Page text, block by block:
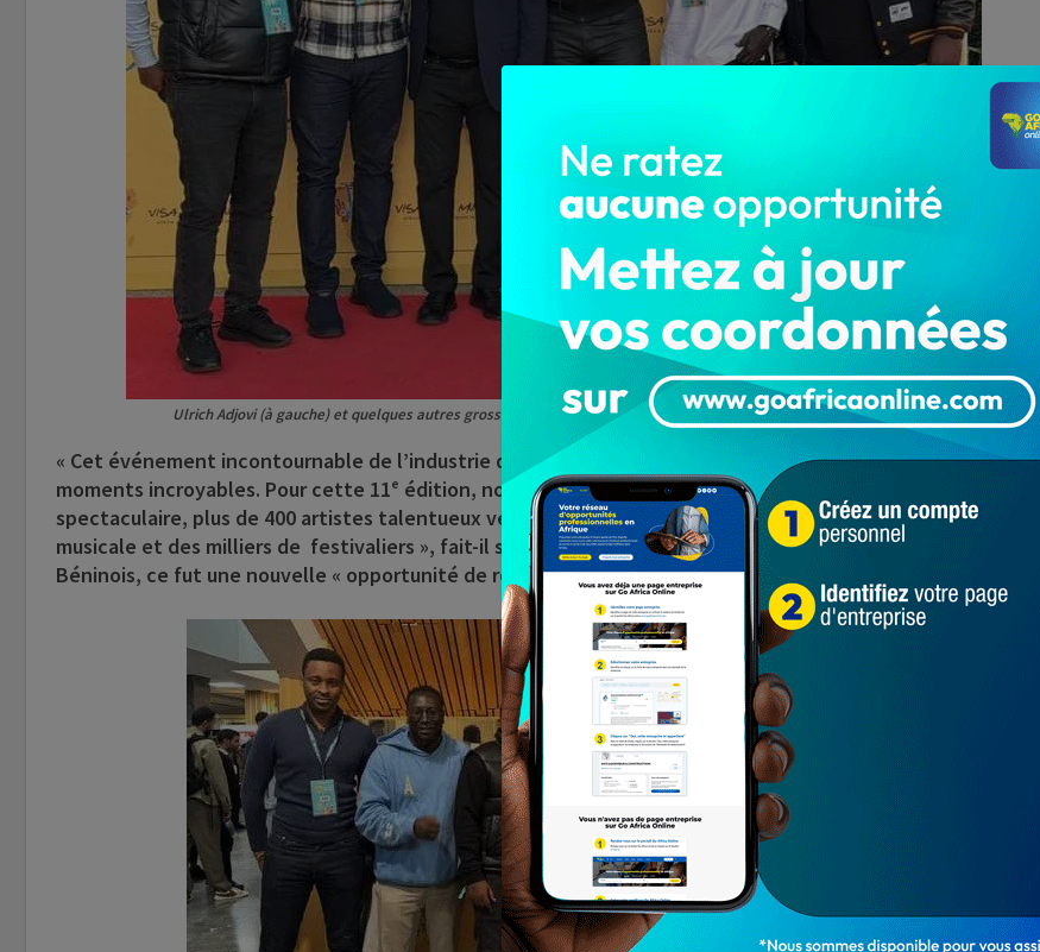
Ulrich Adjovi (à gauche) et quelques autres grosses figures du showbiz africain au festival Visa For Music au Maroc
« Cet événement incontournable de l’industrie de la musique Africaine et mondiale m’a fait vivre des
moments incroyables. Pour cette 11ᵉ édition, nous avons eu plus de 50 show cases captivants, une parade
spectaculaire, plus de 400 artistes talentueux venus du monde, plus de 1.200 professionnels de l’industrie
musicale et des milliers de festivaliers », fait-il savoir. Pour l’homme d’affaires et entrepreneur culturel
Béninois, ce fut une nouvelle « opportunité de réseautage et de partage ».